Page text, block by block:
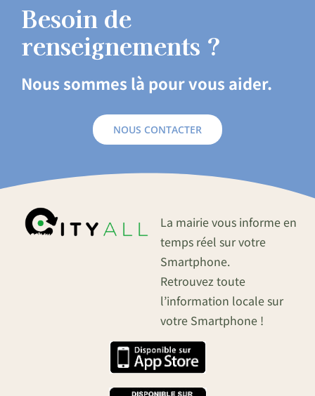
Besoin de
renseignements ?
Nous sommes là pour vous aider.
NOUS CONTACTER
La mairie vous informe en
temps réel sur votre
Smartphone.
Retrouvez toute
l’information locale sur
votre Smartphone !